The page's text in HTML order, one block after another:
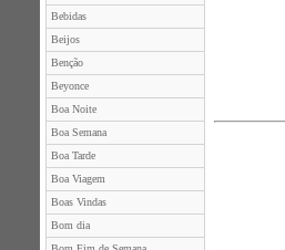
Bebidas
Beijos
Benção
Beyonce
Boa Noite
Boa Semana
Boa Tarde
Boa Viagem
Boas Vindas
Bom dia